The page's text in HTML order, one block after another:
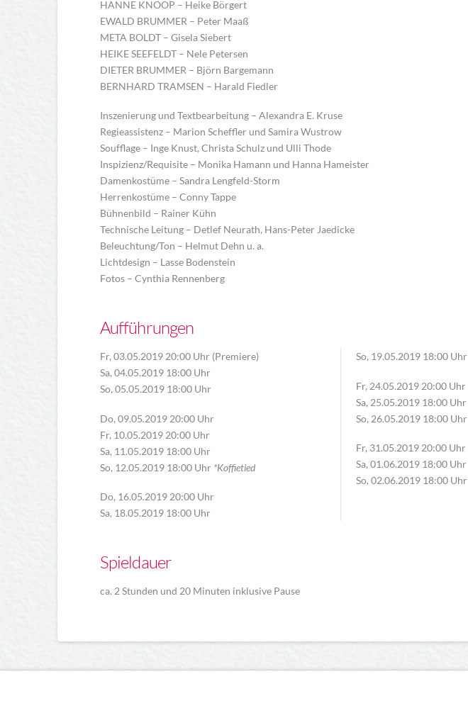
HANNE KNOOP – Heike Börgert
EWALD BRUMMER – Peter Maaß
META BOLDT – Gisela Siebert
HEIKE SEEFELDT – Nele Petersen
DIETER BRUMMER – Björn Bargemann
BERNHARD TRAMSEN – Harald Fiedler
Inszenierung und Textbearbeitung – Alexandra E. Kruse
Regieassistenz – Marion Scheffler und Samira Wustrow
Soufflage – Inge Knust, Christa Schulz und Ulli Thode
Inspizienz/Requisite – Monika Hamann und Hanna Hameister
Damenkostüme – Sandra Lengfeld-Storm
Herrenkostüme – Conny Tappe
Bühnenbild – Rainer Kühn
Technische Leitung – Detlef Neurath, Hans-Peter Jaedicke
Beleuchtung/Ton – Helmut Dehn u. a.
Lichtdesign – Lasse Bodenstein
Fotos – Cynthia Rennenberg
Aufführungen
Fr, 03.05.2019 20:00 Uhr (Premiere)
Sa, 04.05.2019 18:00 Uhr
So, 05.05.2019 18:00 Uhr
Do, 09.05.2019 20:00 Uhr
Fr, 10.05.2019 20:00 Uhr
Sa, 11.05.2019 18:00 Uhr
So, 12.05.2019 18:00 Uhr *Koffietied
Do, 16.05.2019 20:00 Uhr
Sa, 18.05.2019 18:00 Uhr
So, 19.05.2019 18:00 Uhr
Fr, 24.05.2019 20:00 Uhr
Sa, 25.05.2019 18:00 Uhr
So, 26.05.2019 18:00 Uhr
Fr, 31.05.2019 20:00 Uhr
Sa, 01.06.2019 18:00 Uhr
So, 02.06.2019 18:00 Uhr
Spieldauer
ca. 2 Stunden und 20 Minuten inklusive Pause